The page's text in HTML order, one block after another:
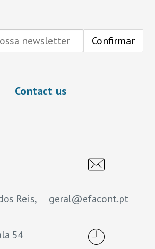
Contact us
Reis,
54
geral@efacont.pt